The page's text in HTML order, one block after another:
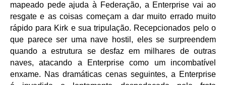
mapeado pede ajuda à Federação, a Enterprise vai ao
resgate e as coisas começam a dar muito errado muito
rápido para Kirk e sua tripulação. Recepcionados pelo o
que parece ser uma nave hostil, eles se surpreendem
quando a estrutura se desfaz em milhares de outras
naves, atacando a Enterprise como um incombatível
enxame. Nas dramáticas cenas seguintes, a Enterprise